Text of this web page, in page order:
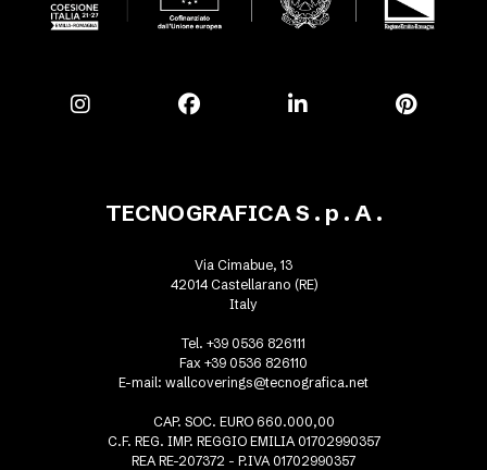
TECNOGRAFICA S . p . A .
Via Cimabue, 13
42014 Castellarano (RE)
Italy
Tel. +39 0536 826111
Fax +39 0536 826110
E-mail: wallcoverings@tecnografica.net
CAP. SOC. EURO 660.000,00
C.F. REG. IMP. REGGIO EMILIA 01702990357
REA RE-207372 - P.IVA 01702990357